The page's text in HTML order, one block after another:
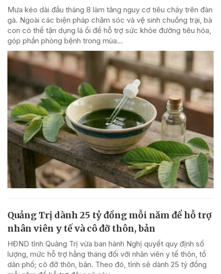
Mưa kéo dài đầu tháng 8 làm tăng nguy cơ tiêu chảy trên đàn
gà. Ngoài các biện pháp chăm sóc và vệ sinh chuồng trại, bà
con có thể tận dụng lá ổi để hỗ trợ sức khỏe đường tiêu hóa,
góp phần phòng bệnh trong mùa...
Quảng Trị dành 25 tỷ đồng mỗi năm để hỗ trợ
nhân viên y tế và cô đỡ thôn, bản
HĐND tỉnh Quảng Trị vừa ban hành Nghị quyết quy định số
lượng, mức hỗ trợ hằng tháng đối với nhân viên y tế thôn, tổ
dân phố; cô đỡ thôn, bản. Theo đó, tỉnh sẽ dành 25 tỷ đồng